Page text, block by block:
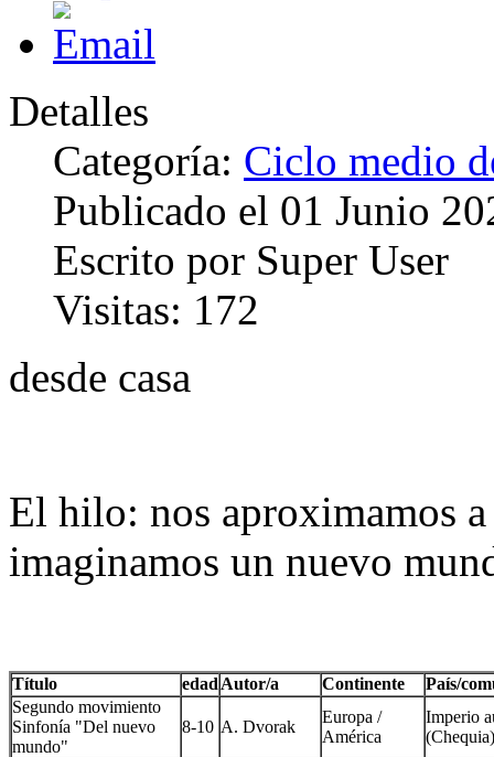
Detalles
Categoría: Ciclo medio
Publicado el 01 Junio
Escrito por Super User
Visitas: 172
desde casa
El hilo: nos aproximamos
imaginamos un nuevo
Título edad Autor/a Continente
País/
Segundo movimiento
Sinfonía "Del nuevo
mundo"
8-10 A. Dvorak
Europa /
América
Imperio